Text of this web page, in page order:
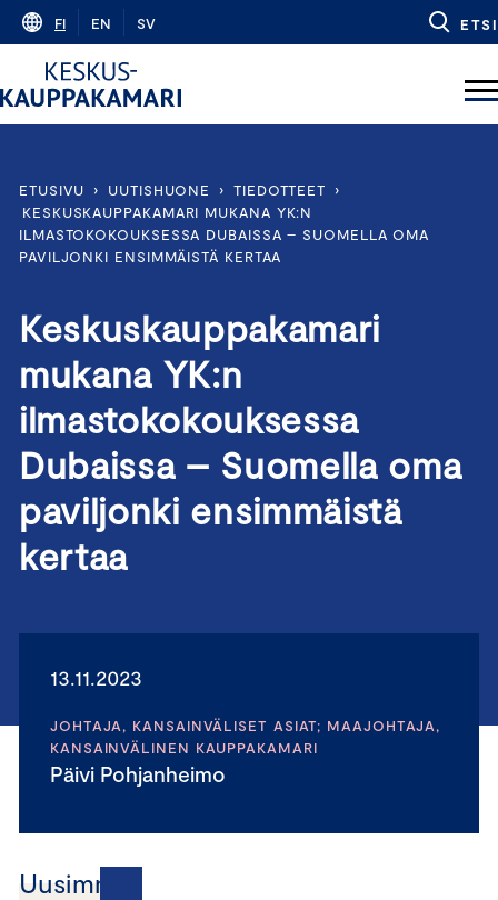
Skip
content
FI EN SV ETSI
ETUSIVU › UUTISHUONE › TIEDOTTEET
›
KESKUSKAUPPAKAMARI MUKANA YK:N
ILMASTOKOKOUKSESSA DUBAISSA – SUOMELLA OMA
PAVILJONKI ENSIMMÄISTÄ KERTAA
Keskuskauppakamari
mukana YK:n
ilmastokokouksessa
Dubaissa – Suomella oma
paviljonki ensimmäistä
kertaa
13.11.2023
JOHTAJA, KANSAINVÄLISET ASIAT; MAAJOHTAJA,
KANSAINVÄLINEN KAUPPAKAMARI
Päivi Pohjanheimo
Uusimmat